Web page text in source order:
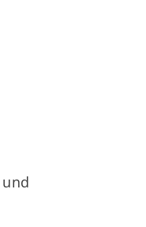
Beitragspflicht